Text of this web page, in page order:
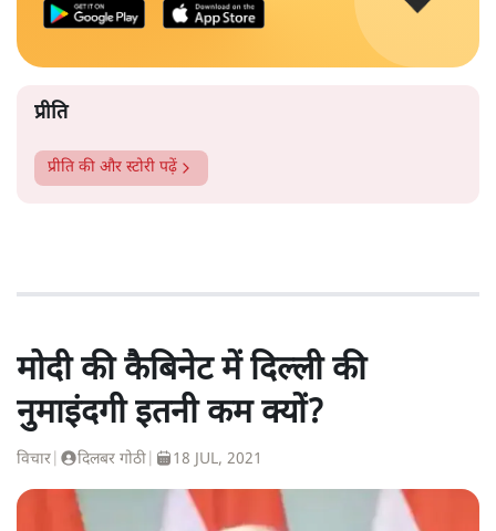
प्रीति
प्रीति की और स्टोरी पढ़ें
मोदी की कैबिनेट में दिल्ली की
नुमाइंदगी इतनी कम क्यों?
विचार दिलबर गोठी 18 JUL, 2021